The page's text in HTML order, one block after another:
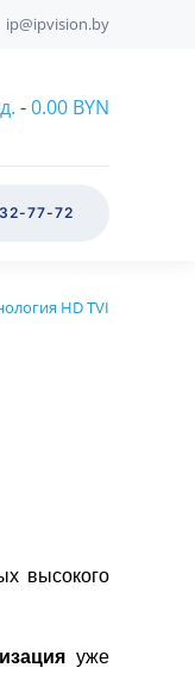
ip@ipvision.by
-0.00 BYN
77-72
HD TVI
высокого
уже